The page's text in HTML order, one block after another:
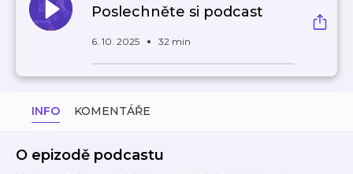
Poslechněte si podcast
6. 10. 2025 32 min
INFO KOMENTÁŘE
O epizodě podcastu